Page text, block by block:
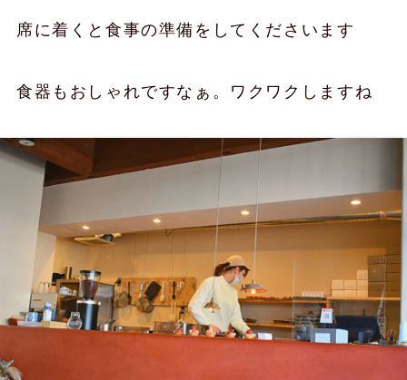
席に着くと食事の準備をしてくださいます
食器もおしゃれですなぁ。ワクワクしますね